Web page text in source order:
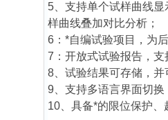
5、支持单个试样曲线
样曲线叠加对比分析；
6：*自编试验项目，为
7：开放式试验报告，
8、试验结果可存储，
9、支持多语言界面切
10、具备*的限位保护